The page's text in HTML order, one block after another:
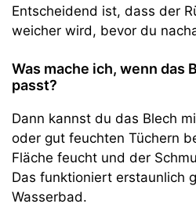
Entscheidend ist, dass der
weicher wird, bevor du
Was mache ich, wenn das
passt?
Dann kannst du das Blech
oder gut feuchten Tüchern
Fläche feucht und der
Das funktioniert erstaunlich
Wasserbad.